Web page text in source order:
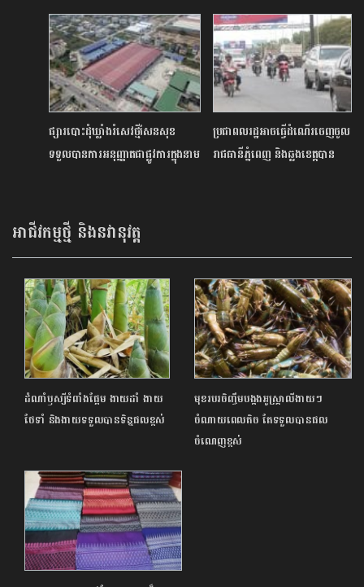
រ៉ាប់រង – ការពារការវិនិយោគ និង
ប្រតិបត្តិការអាជីវកម្ម» ដើម្បីគាំទ្រវិនិ
យោគិនក្នុងស្រុក និងក្រៅស្រុក និង
ពង្រឹងការគ្រប់គ្រងហានិភ័យតាមស្តង់ដា
ផ្សារបោះដុំឃ្លាំងរំសេវថ្មីសែនសុខ
ទទួលបានការអនុញ្ញាតជាផ្លូវការក្នុងនាម
ប្រជាពលរដ្ឋអាចធ្វើដំណើរចេញចូល
រាជធានីភ្នំពេញ និងឆ្លងខេត្តបាន
អាជីវកម្មថ្មី និងនវានុវត្ត
ដំណាំឫស្សីទំពាំងផ្អែម ងាយដាំ ងាយ
ថែទាំ និងងាយទទួលបានទិន្នផលខ្ពស់
មុខរបរចិញ្ចឹមបង្កងអូស្ត្រាលីងាយៗ
ចំណាយពេលតិច តែទទួលបានផល
ចំណេញខ្ពស់